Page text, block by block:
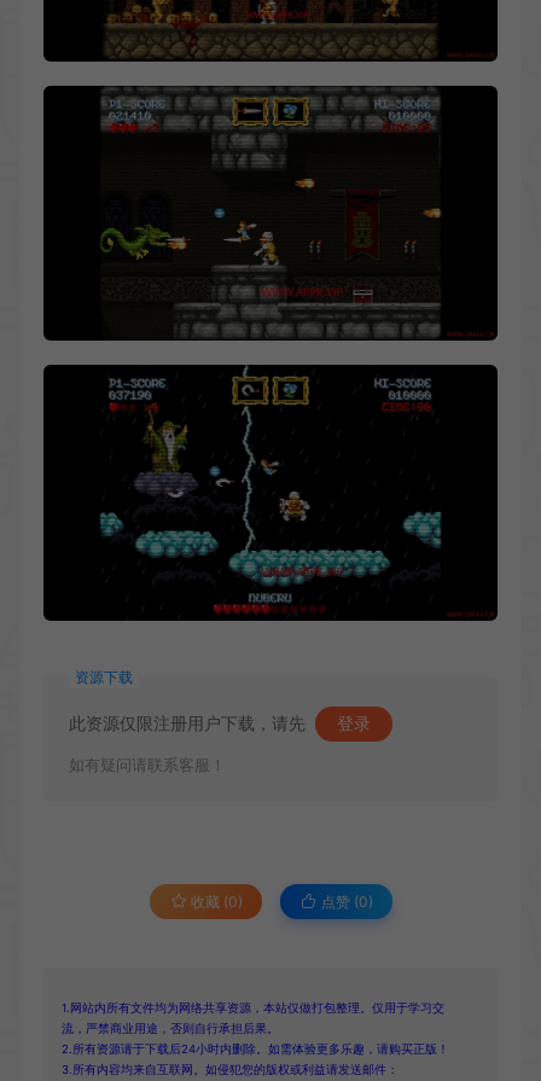
资源下载
此资源仅限注册用户下载，请先 登录
如有疑问请联系客服！
收藏 (0) 点赞 (0)
1.网站内所有文件均为网络共享资源，本站仅做打包整理。仅用于学习交
流，严禁商业用途，否则自行承担后果。
2.所有资源请于下载后24小时内删除。如需体验更多乐趣，请购买正版！
3.所有内容均来自互联网。如侵犯您的版权或利益请发送邮件：